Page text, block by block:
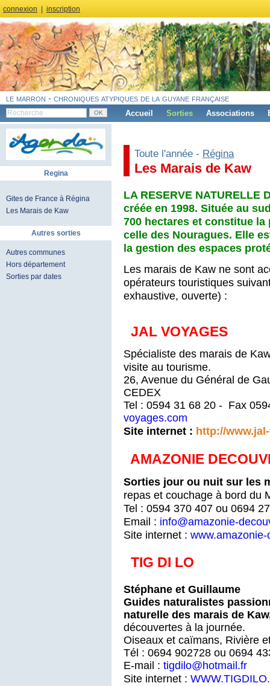
connexion inscription
le marron - chroniques atypiques de la guyane française
Accueil Sorties Associations
Regina
Gites de France à Régina
Les Marais de Kaw
Autres sorties
Autres communes
Hors département
Sorties par dates
Toute l'année - Régina
Les Marais de Kaw
LA RESERVE NATURELLE
créée en 1998. Située au
700 hectares et constitue
celle des Nouragues. Elle
la gestion des espaces
Les marais de Kaw ne sont
opérateurs touristiques
exhaustive, ouverte) :
JAL VOYAGES
Spécialiste des marais de
visite au tourisme.
26, Avenue du Général de
CEDEX
Tel : 0594 31 68 20 - Fax
voyages.com
Site internet : http://
AMAZONIE
Sorties jour ou nuit sur les
repas et couchage à bord du
Tel : 0594 370 407 ou 0694
Email : info@amazonie-
Site internet :
TIG DI LO
Stéphane et Guillaume
Guides naturalistes
naturelle des marais de
découvertes à la journée.
Oiseaux et caïmans, Rivière
Tél : 0694 902728 ou 0694
E-mail : tigdilo@hotmail.fr
Site internet :